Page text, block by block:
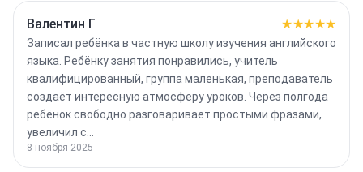
Валентин Г ★★★★★
Записал ребёнка в частную школу изучения английского
языка. Ребёнку занятия понравились, учитель
квалифицированный, группа маленькая, преподаватель
создаёт интересную атмосферу уроков. Через полгода
ребёнок свободно разговаривает простыми фразами,
увеличил с…
8 ноября 2025